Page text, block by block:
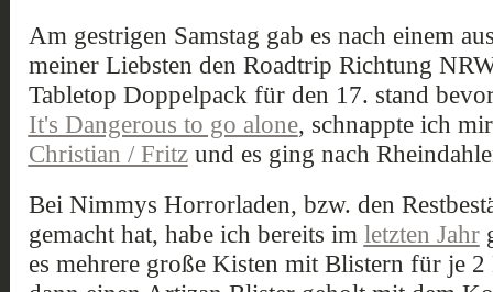
Am gestrigen Samstag gab es nach einem
meiner Liebsten den Roadtrip Richtung
Tabletop Doppelpack für den 17. stand
It's Dangerous to go alone, schnappte ich
Christian / Fritzund es ging nach
Bei Nimmys Horrorladen, bzw. den
gemacht hat, habe ich bereits im letzten Jahr
es mehrere große Kisten mit Blistern für je